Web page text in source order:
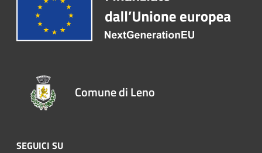
Comune di Leno
SEGUICI SU